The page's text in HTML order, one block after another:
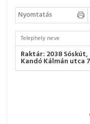
Nyomtatás
Telephely neve
Raktár: 2038 Sóskút,
Kandó Kálmán utca